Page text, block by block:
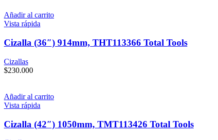
Añadir al carrito
Vista rápida
Cizalla (36″) 914mm, THT113366 Total Tools
Cizallas
$230.000
Añadir al carrito
Vista rápida
Cizalla (42″) 1050mm, TMT113426 Total Tools